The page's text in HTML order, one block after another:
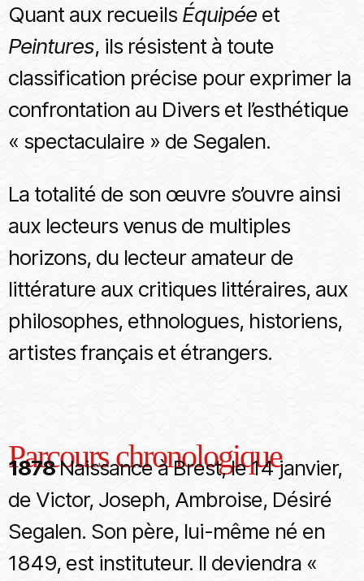
Quant aux recueilsÉquipée et
Peintures, ils résistent à toute
classification précise pour exprimer la
confrontation au Divers et l’esthétique
« spectaculaire » de Segalen.
La totalité de son œuvre s’ouvre ainsi
aux lecteurs venus de multiples
horizons, du lecteur amateur de
littérature aux critiques littéraires, aux
philosophes, ethnologues, historiens,
artistes français et étrangers.
Parcours chronologique
1878Naissance à Brest, le 14 janvier,
de Victor, Joseph, Ambroise, Désiré
Segalen. Son père, lui-même né en
1849, est instituteur. Il deviendra «